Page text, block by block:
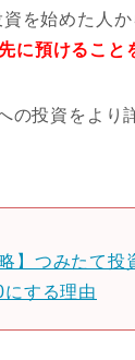
を始めた人
に預けること
の投資をより
】つみたて投
する理由